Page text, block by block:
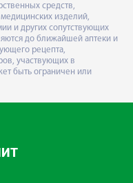
средств,
изделий,
и других сопутствующих
до ближайшей аптеки и
рецепта,
участвующих в
быть ограничен или